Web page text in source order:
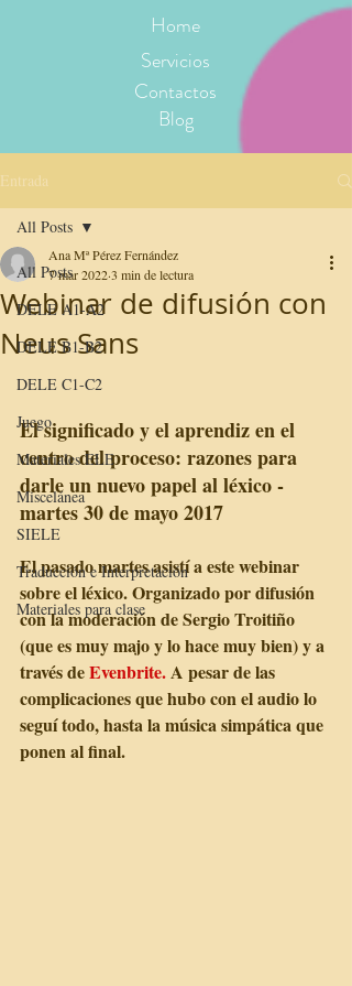
Home
Servicios
Contactos
Blog
Entrada
All Posts
DELE A1-A2
DELE B1-B2
DELE C1-C2
Juego
Materiales ELE
Miscelánea
SIELE
Traducción e Interpretación
Materiales para clase
All Posts
Webinar de difusión con
Neus Sans
Ana Mª Pérez Fernández
7 mar 20223 min de lectura
El significado y el aprendiz en el
centro del proceso: razones para
darle un nuevo papel al léxico -
martes 30 de mayo 2017
El pasado martes asistí a este webinar
sobre el léxico. Organizado por difusión
con la moderación de Sergio Troitiño
(que es muy majo y lo hace muy bien) y a
través de Evenbrite. A pesar de las
complicaciones que hubo con el audio lo
seguí todo, hasta la música simpática que
ponen al final.